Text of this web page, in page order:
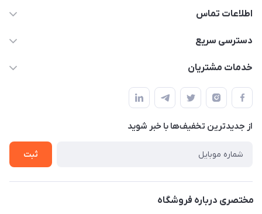
اطلاعات تماس
09012926386
دسترسی سریع
حساب کاربری
لیست محصولات
درباره ما
خدمات مشتریان
قوانین و مقررات
حریم خصوصی
راهنما
از جدید‌ترین تخفیف‌ها با‌ خبر شوید
ثبت
مختصری درباره فروشگاه